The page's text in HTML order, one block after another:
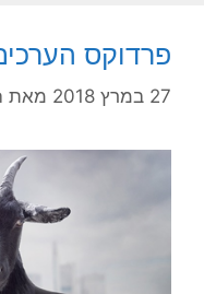
פרדוקס
27 במרץ 2018 מאת